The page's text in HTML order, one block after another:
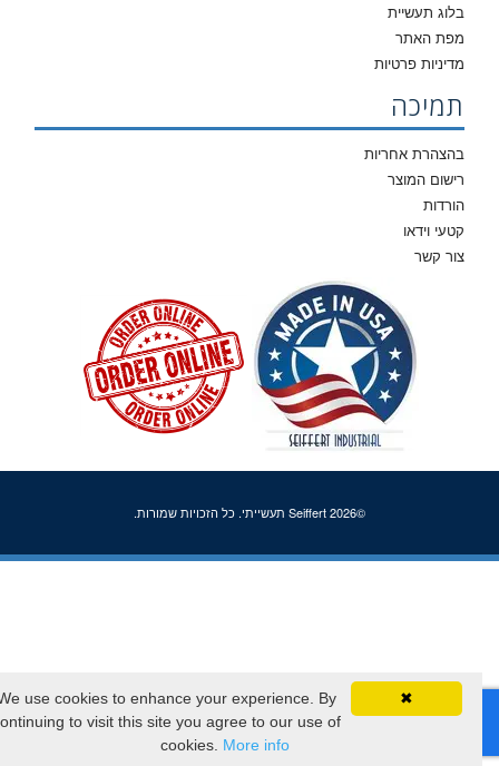
בלוג תעשיית
מפת האתר
מדיניות פרטיות
תמיכה
בהצהרת אחריות
רישום המוצר
הורדות
קטעי וידאו
צור קשר
We use cookies to enhance your experience. By
continuing to visit this site you agree to our use of
cookies.More info